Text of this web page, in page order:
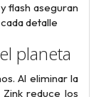
flash aseguran
detalle
planeta
Al eliminar la
reduce los